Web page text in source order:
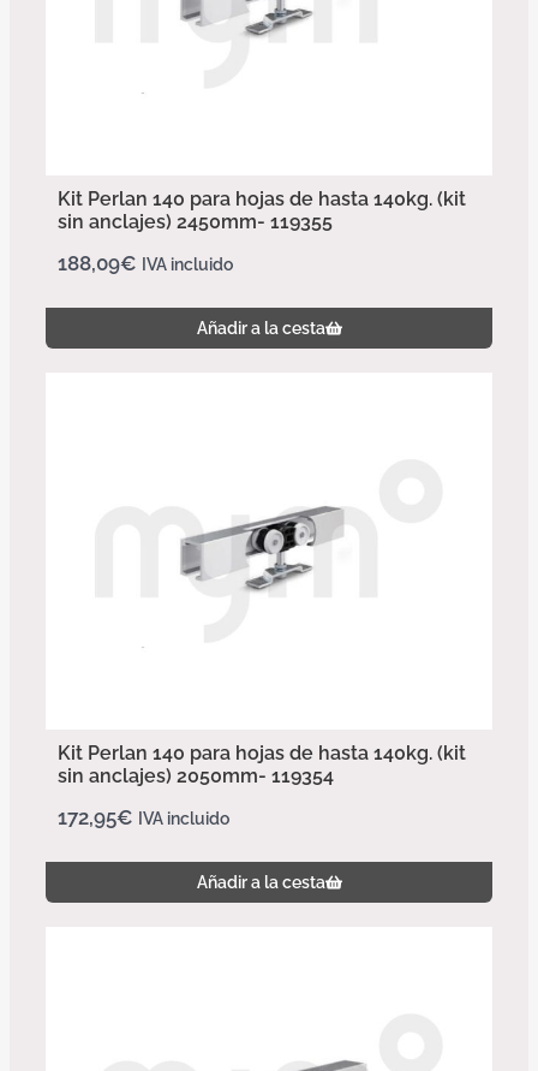
Kit Perlan 140 para hojas de hasta 140kg. (kit
sin anclajes) 2450mm- 119355
188,09€ IVA incluido
Añadir a la cesta
Kit Perlan 140 para hojas de hasta 140kg. (kit
sin anclajes) 2050mm- 119354
172,95€ IVA incluido
Añadir a la cesta